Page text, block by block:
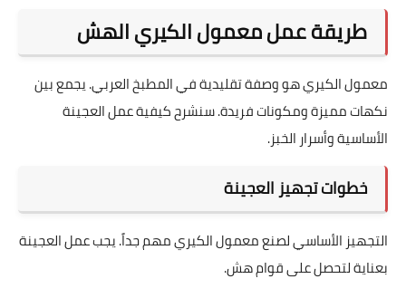
طريقة عمل معمول الكيري الهش
معمول الكيري هو وصفة تقليدية في المطبخ العربي. يجمع بين
نكهات مميزة ومكونات فريدة. سنشرح كيفية عمل العجينة
الأساسية وأسرار الخبز.
خطوات تجهيز العجينة
التجهيز الأساسي لصنع معمول الكيري مهم جداً. يجب عمل العجينة
بعناية لتحصل على قوام هش.